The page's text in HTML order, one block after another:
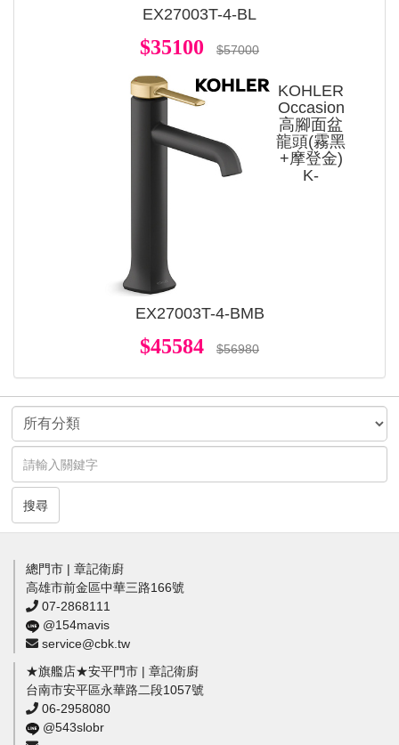
EX27003T-4-BL
$35100 $57000
KOHLER
Occasion
高腳面盆
龍頭(霧黑
+摩登金)
K-
EX27003T-4-BMB
$45584 $56980
搜尋
總門市 | 章記衛廚
高雄市前金區中華三路166號
07-2868111
@154mavis
service@cbk.tw
★旗艦店★安平門市 | 章記衛廚
台南市安平區永華路二段1057號
06-2958080
@543slobr